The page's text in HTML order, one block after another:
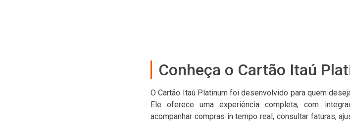
Conheça o Cartão Itaú
O Cartão Itaú Platinum foi desenvolvido para quem
Ele oferece uma experiência completa, com
acompanhar compras in tempo real, consultar faturas,